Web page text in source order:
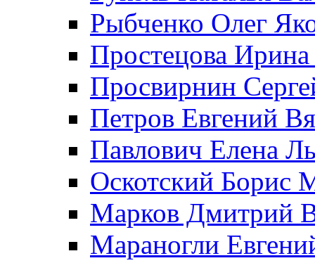
Рыбченко Олег
Простецова
Просвирнин
Петров Евгений
Павлович Елена
Оскотский Борис
Марков Дмитрий
Мараногли